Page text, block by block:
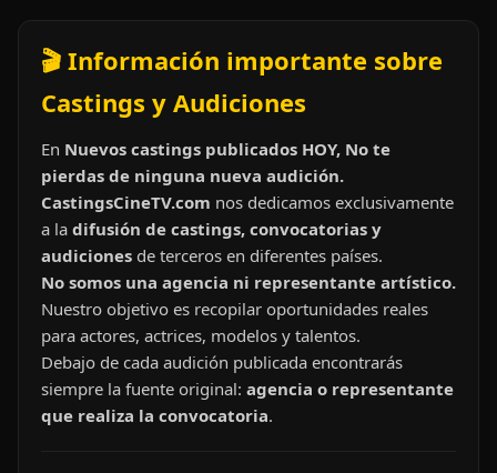
🎬 Información importante sobre
Castings y Audiciones
En Nuevos castings publicados HOY, No te
pierdas de ninguna nueva audición.
CastingsCineTV.com nos dedicamos exclusivamente
a la difusión de castings, convocatorias y
audiciones de terceros en diferentes países.
No somos una agencia ni representante artístico.
Nuestro objetivo es recopilar oportunidades reales
para actores, actrices, modelos y talentos.
Debajo de cada audición publicada encontrarás
siempre la fuente original: agencia o representante
que realiza la convocatoria.